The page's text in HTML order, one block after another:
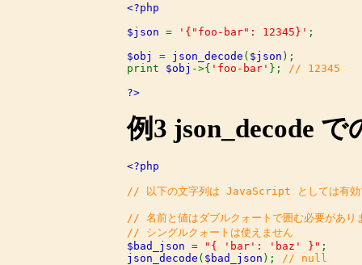
<?php
$json = '{"foo-bar": 12345}' ;
$obj = json_decode ( $json );
print $obj ->{ 'foo-bar' };
// 12345
?>
例3 json_decode で
<?php
// 以下の文字列は JavaScript としては有効
// 名前と値はダブルクォートで囲む必要があり
$bad_json = "{ 'bar': 'baz' }"
json_decode ( $bad_json ); // null